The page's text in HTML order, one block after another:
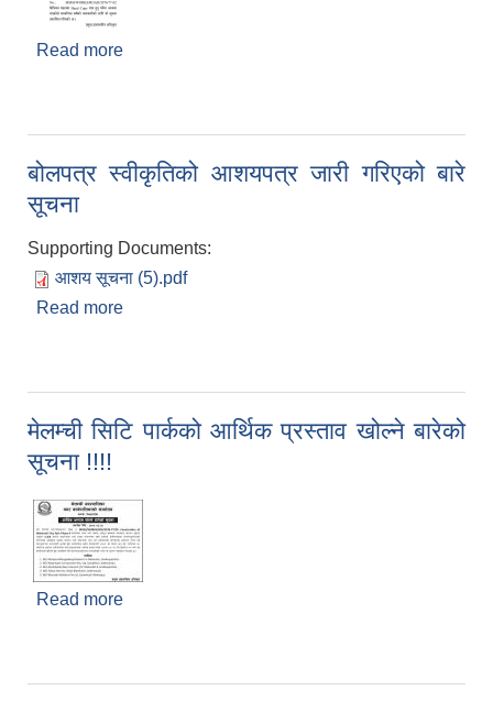
Read more
बोलपत्र स्वीकृतिको आशयपत्र जारी गरिएको बारे
सूचना
Supporting Documents:
आशय सूचना (5).pdf
Read more
मेलम्ची सिटि पार्कको आर्थिक प्रस्ताव खोल्ने बारेको
सूचना !!!!
Read more